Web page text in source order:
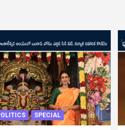
SPECIAL